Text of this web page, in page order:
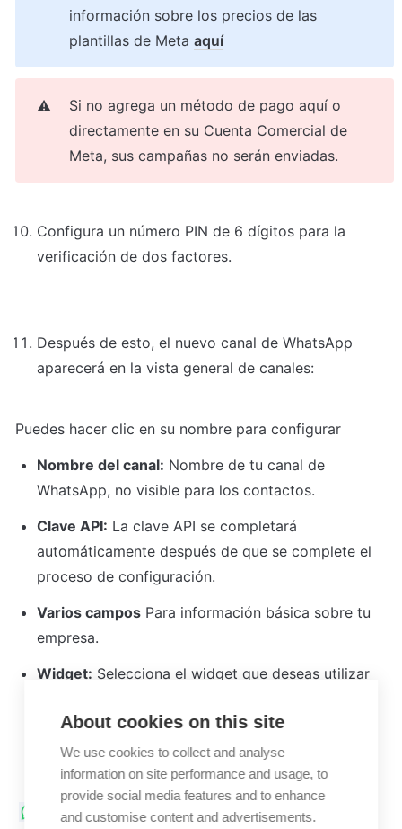
información sobre los precios de las
plantillas de Meta aquí
⚠️
Si no agrega un método de pago aquí o
directamente en su Cuenta Comercial de
Meta, sus campañas no serán enviadas.
Configura un número PIN de 6 dígitos para la
verificación de dos factores.
Después de esto, el nuevo canal de WhatsApp
aparecerá en la vista general de canales:
Puedes hacer clic en su nombre para configurar
Nombre del canal: Nombre de tu canal de
WhatsApp, no visible para los contactos.
Clave API: La clave API se completará
automáticamente después de que se complete el
proceso de configuración.
Varios campos Para información básica sobre tu
empresa.
Widget: Selecciona el widget que deseas utilizar
¿Cómo integro WhatsApp con 360diálogo?
About cookies on this site
We use cookies to collect and analyse
information on site performance and usage, to
provide social media features and to enhance
and customise content and advertisements.